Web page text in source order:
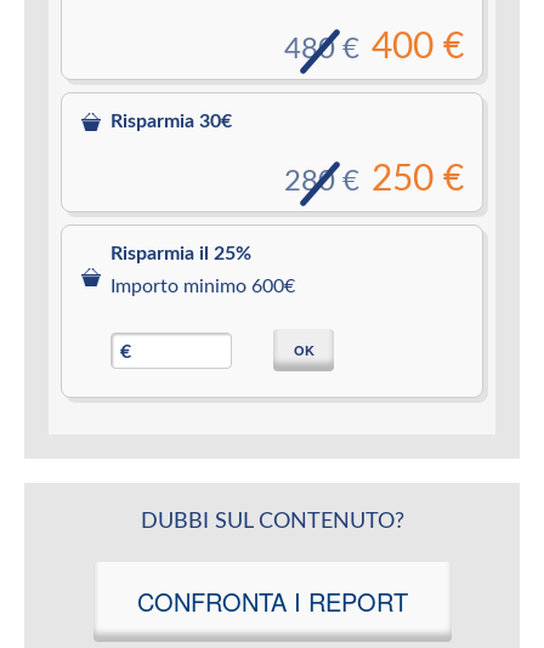
400 €
480 €
Risparmia 30€
250 €
280 €
Risparmia il 25%
Importo minimo 600€
€ OK
DUBBI SUL CONTENUTO?
CONFRONTA I REPORT